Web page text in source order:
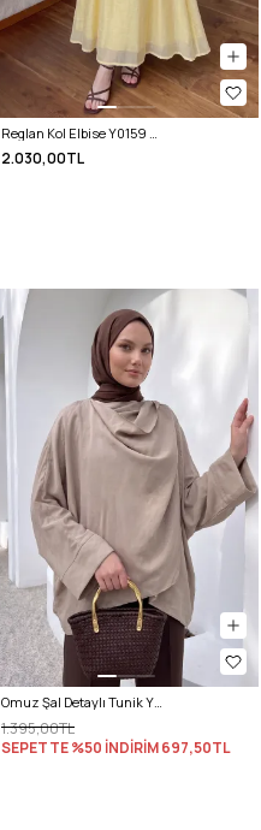
2.030,00TL
1.395,00TL
SEPETTE %50 İNDİRİM697,50TL